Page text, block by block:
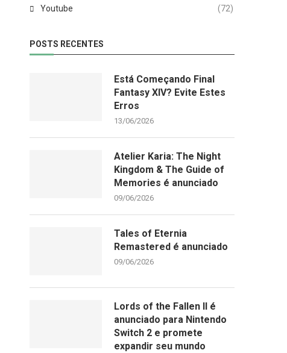
Youtube (72)
POSTS RECENTES
Está Começando Final
Fantasy XIV? Evite Estes
Erros
13/06/2026
Atelier Karia: The Night
Kingdom & The Guide of
Memories é anunciado
09/06/2026
Tales of Eternia
Remastered é anunciado
09/06/2026
Lords of the Fallen II é
anunciado para Nintendo
Switch 2 e promete
expandir seu mundo